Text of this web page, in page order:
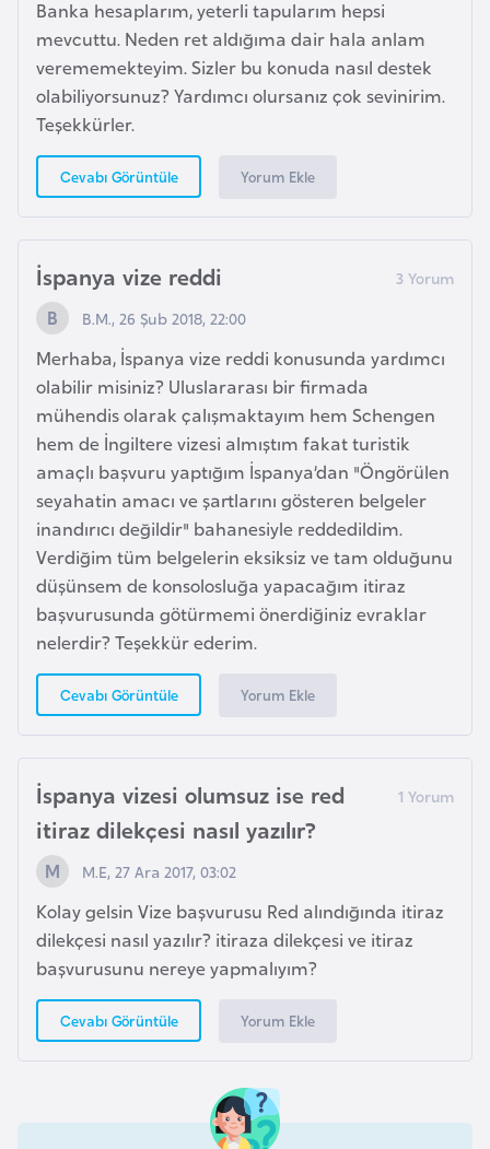
Banka hesaplarım, yeterli tapularım hepsi
mevcuttu. Neden ret aldığıma dair hala anlam
verememekteyim. Sizler bu konuda nasıl destek
olabiliyorsunuz? Yardımcı olursanız çok sevinirim.
Teşekkürler.
Cevabı Görüntüle Yorum Ekle
İspanya vize reddi
B.M., 26 Şub 2018, 22:00
Merhaba, İspanya vize reddi konusunda yardımcı
olabilir misiniz? Uluslararası bir firmada
mühendis olarak çalışmaktayım hem Schengen
hem de İngiltere vizesi almıştım fakat turistik
amaçlı başvuru yaptığım İspanya’dan "Öngörülen
seyahatin amacı ve şartlarını gösteren belgeler
inandırıcı değildir" bahanesiyle reddedildim.
Verdiğim tüm belgelerin eksiksiz ve tam olduğunu
düşünsem de konsolosluğa yapacağım itiraz
başvurusunda götürmemi önerdiğiniz evraklar
nelerdir? Teşekkür ederim.
Cevabı Görüntüle Yorum Ekle
İspanya vizesi olumsuz ise red
itiraz dilekçesi nasıl yazılır?
M.E, 27 Ara 2017, 03:02
Kolay gelsin Vize başvurusu Red alındığında itiraz
dilekçesi nasıl yazılır? itiraza dilekçesi ve itiraz
başvurusunu nereye yapmalıyım?
Cevabı Görüntüle Yorum Ekle
i
k
K
o
n
g
B
u
l
g
a
r
i
s
t
a
n
E
r
m
e
n
i
t
a
n
E
s
t
o
n
y